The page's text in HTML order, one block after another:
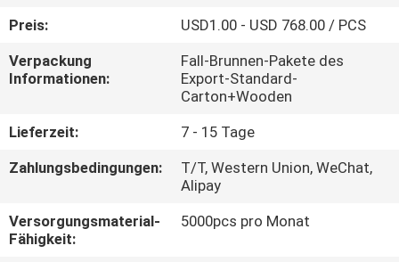
QUALITÄTSKONTROLLE
TRETEN
SIE
UNS
IN
VERBINDUNG
Preis:
USD1.00 - USD 768.00 / PCS
Verpackung
Informationen:
Fall-Brunnen-Pakete des
Export-Standard-
Carton+Wooden
Lieferzeit:
7 - 15 Tage
Zahlungsbedingungen:
T/T, Western Union, WeChat,
Alipay
Versorgungsmaterial-
Fähigkeit:
5000pcs pro Monat